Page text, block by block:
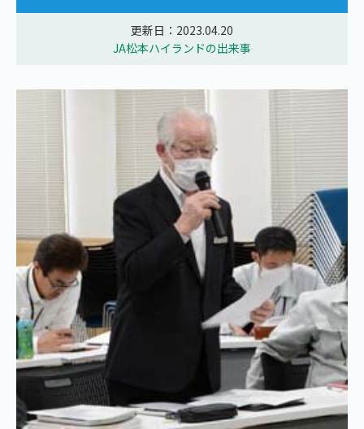
更新日：2023.04.20
JA松本ハイランドの出来事